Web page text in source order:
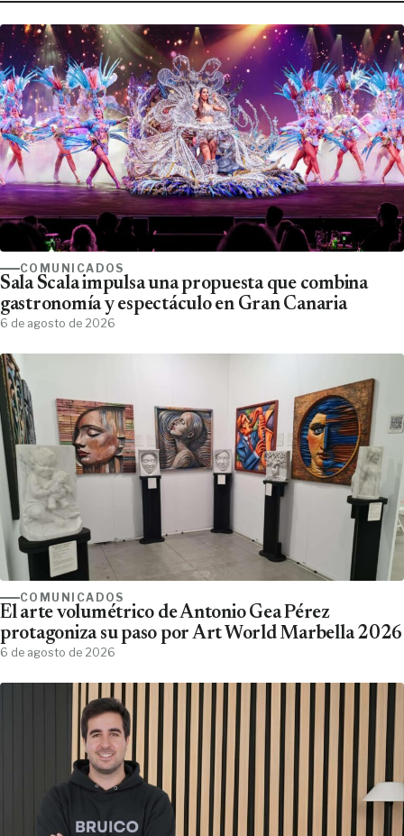
COMUNICADOS
Sala Scala impulsa una propuesta que combina
gastronomía y espectáculo en Gran Canaria
6 de agosto de 2026
COMUNICADOS
El arte volumétrico de Antonio Gea Pérez
protagoniza su paso por Art World Marbella 2026
6 de agosto de 2026